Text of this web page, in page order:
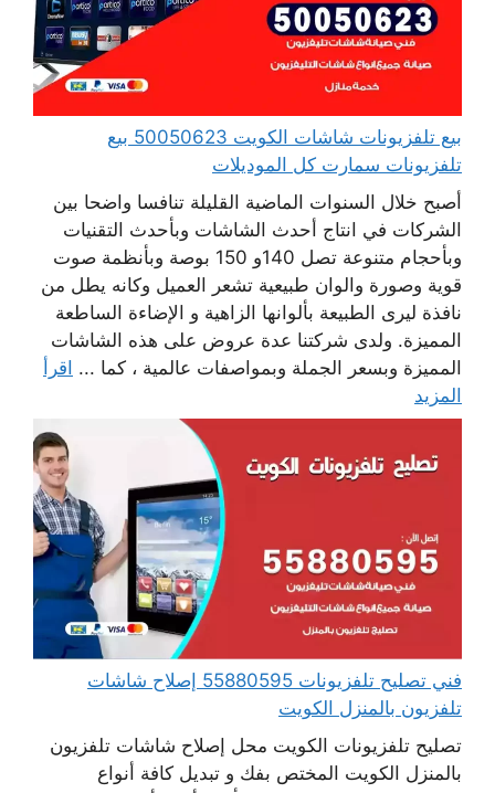
بيع تلفزيونات شاشات الكويت 50050623 بيع
تلفزيونات سمارت كل الموديلات
أصبح خلال السنوات الماضية القليلة تنافسا واضحا بين
الشركات في انتاج أحدث الشاشات وبأحدث التقنيات
وبأحجام متنوعة تصل 140و 150 بوصة وبأنظمة صوت
قوية وصورة والوان طبيعية تشعر العميل وكانه يطل من
نافذة ليرى الطبيعة بألوانها الزاهية و الإضاءة الساطعة
المميزة. ولدى شركتنا عدة عروض على هذه الشاشات
المميزة وبسعر الجملة وبمواصفات عالمية ، كما ... اقرأ
المزيد
فني تصليح تلفزيونات 55880595 إصلاح شاشات
تلفزيون بالمنزل الكويت
تصليح تلفزيونات الكويت محل إصلاح شاشات تلفزيون
بالمنزل الكويت المختص بفك و تبديل كافة أنواع